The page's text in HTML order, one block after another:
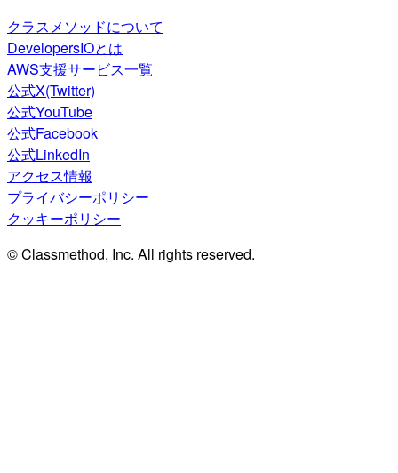
クラスメソッドについて
DevelopersIOとは
AWS支援サービス一覧
公式X(Twitter)
公式YouTube
公式Facebook
公式LinkedIn
アクセス情報
プライバシーポリシー
クッキーポリシー
© Classmethod, Inc. All rights reserved.